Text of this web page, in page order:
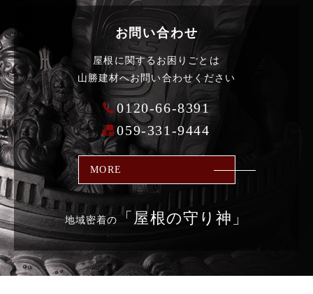
お問い合わせ
屋根に関するお困りごとは
山勝建材へお問い合わせください
0120-66-8391
059-331-9444
MORE
地域密着の 「屋根の守り神」